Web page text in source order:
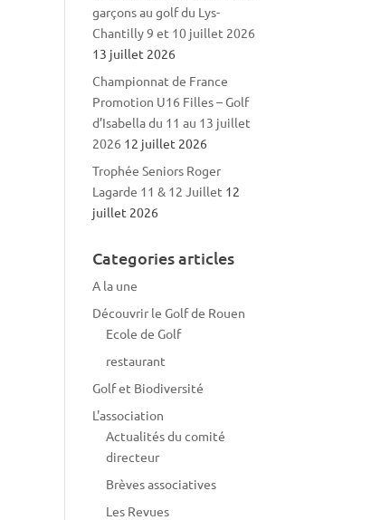
garçons au golf du Lys-
Chantilly 9 et 10 juillet 2026
13 juillet 2026
Championnat de France
Promotion U16 Filles – Golf
d’Isabella du 11 au 13 juillet
2026 12 juillet 2026
Trophée Seniors Roger
Lagarde 11 & 12 Juillet 12
juillet 2026
Categories articles
A la une
Découvrir le Golf de Rouen
Ecole de Golf
restaurant
Golf et Biodiversité
L'association
Actualités du comité
directeur
Brèves associatives
Les Revues